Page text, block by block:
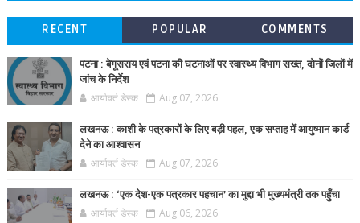
RECENT POPULAR COMMENTS
पटना : बेगूसराय एवं पटना की घटनाओं पर स्वास्थ्य विभाग सख्त, दोनों जिलों में
जांच के निर्देश
आर्यावर्त डेस्क Aug 07, 2026
लखनऊ : काशी के पत्रकारों के लिए बड़ी पहल, एक सप्ताह में आयुष्मान कार्ड
देने का आश्वासन
आर्यावर्त डेस्क Aug 07, 2026
लखनऊ : ‘एक देश-एक पत्रकार पहचान’ का मुद्दा भी मुख्यमंत्री तक पहुँचा
आर्यावर्त डेस्क Aug 06, 2026